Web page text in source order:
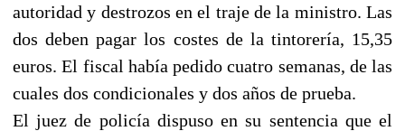
autoridad y destrozos en el traje de la ministro. Las
dos deben pagar los costes de la tintorería, 15,35
euros. El fiscal había pedido cuatro semanas, de las
cuales dos condicionales y dos años de prueba.
El juez de policía dispuso en su sentencia que el